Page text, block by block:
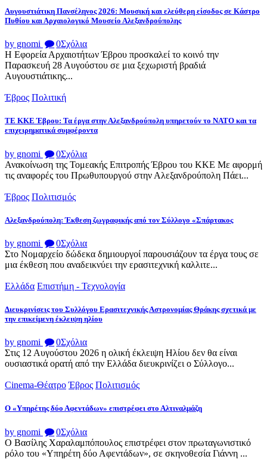
Αυγουστιάτικη Πανσέληνος 2026: Μουσική και ελεύθερη είσοδος σε Κάστρο
Πυθίου και Αρχαιολογικό Μουσείο Αλεξανδρούπολης
by gnomi 0Σχόλια
Η Εφορεία Αρχαιοτήτων Έβρου προσκαλεί το κοινό την
Παρασκευή 28 Αυγούστου σε μια ξεχωριστή βραδιά
Αυγουστιάτικης...
Έβρος Πολιτική
ΤΕ ΚΚΕ Έβρου: Τα έργα στην Αλεξανδρούπολη υπηρετούν το ΝΑΤΟ και τα
επιχειρηματικά συμφέροντα
by gnomi 0Σχόλια
Ανακοίνωση της Τομεακής Επιτροπής Έβρου του ΚΚΕ Με αφορμή
τις αναφορές του Πρωθυπουργού στην Αλεξανδρούπολη Πάει...
Έβρος Πολιτισμός
Αλεξανδρούπολη: Έκθεση ζωγραφικής από τον Σύλλογο «Σπάρτακος
by gnomi 0Σχόλια
Στο Νομαρχείο δώδεκα δημιουργοί παρουσιάζουν τα έργα τους σε
μια έκθεση που αναδεικνύει την ερασιτεχνική καλλιτε...
Ελλάδα Επιστήμη - Τεχνολογία
Διευκρινίσεις του Συλλόγου Ερασιτεχνικής Αστρονομίας Θράκης σχετικά με
την επικείμενη έκλειψη ηλίου
by gnomi 0Σχόλια
Στις 12 Αυγούστου 2026 η ολική έκλειψη Ηλίου δεν θα είναι
ουσιαστικά ορατή από την Ελλάδα διευκρινίζει ο Σύλλογο...
Cinema-Θέατρο Έβρος Πολιτισμός
Ο «Υπηρέτης δύο Αφεντάδων» επιστρέφει στο Αλτιναλμάζη
by gnomi 0Σχόλια
Ο Βασίλης Χαραλαμπόπουλος επιστρέφει στον πρωταγωνιστικό
ρόλο του «Υπηρέτη δύο Αφεντάδων», σε σκηνοθεσία Γιάννη ...